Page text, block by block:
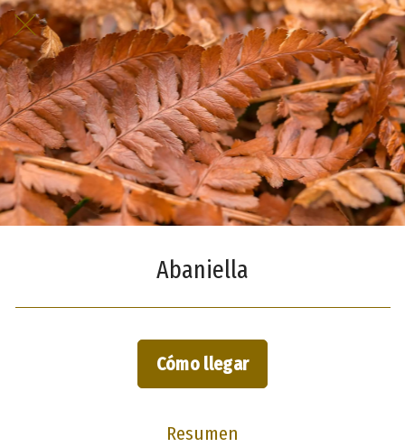
Abaniella
Cómo llegar
Resumen